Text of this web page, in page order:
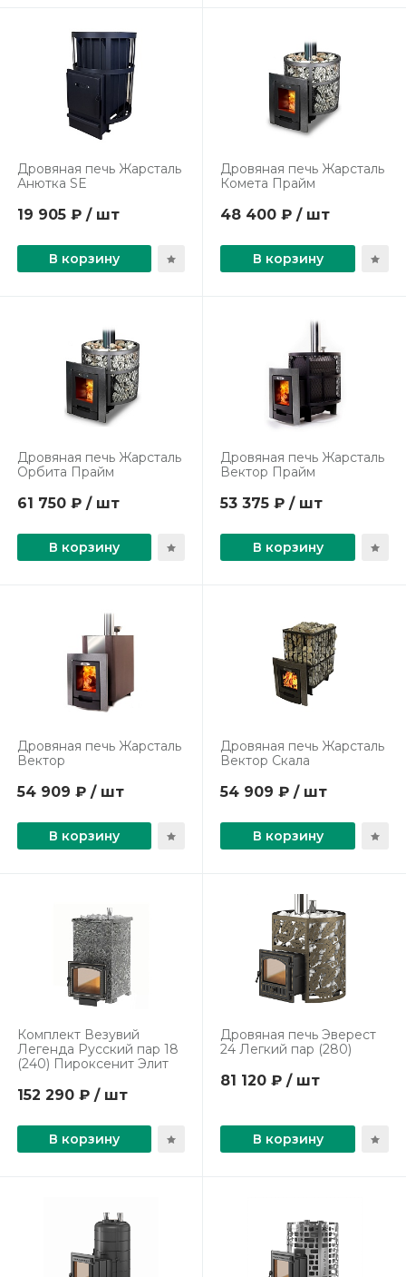
Дровяная печь Жарсталь
Анютка SE
19 905 ₽ / шт
В корзину
Дровяная печь Жарсталь
Комета Прайм
48 400 ₽ / шт
В корзину
Дровяная печь Жарсталь
Орбита Прайм
61 750 ₽ / шт
В корзину
Дровяная печь Жарсталь
Вектор Прайм
53 375 ₽ / шт
В корзину
Дровяная печь Жарсталь
Вектор
54 909 ₽ / шт
В корзину
Дровяная печь Жарсталь
Вектор Скала
54 909 ₽ / шт
В корзину
Комплект Везувий
Легенда Русский пар 18
(240) Пироксенит Элит
152 290 ₽ / шт
В корзину
Дровяная печь Эверест
24 Легкий пар (280)
81 120 ₽ / шт
В корзину